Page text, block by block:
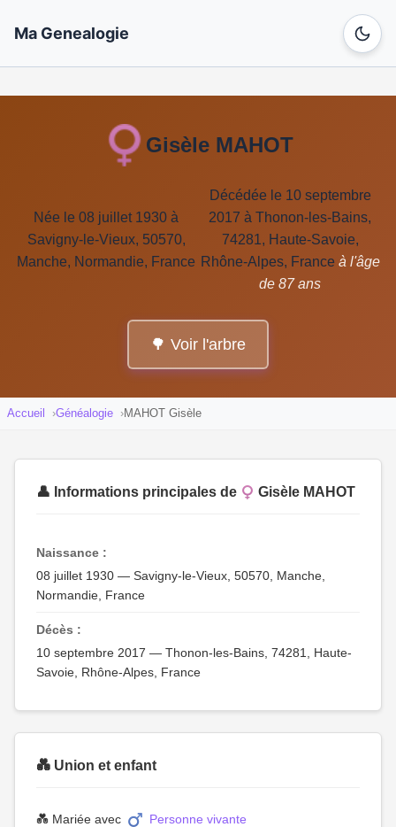
Ma Genealogie
Gisèle MAHOT
Née le 08 juillet 1930 à
Savigny-le-Vieux, 50570,
Manche, Normandie, France
Décédée le 10 septembre
2017 à Thonon-les-Bains,
74281, Haute-Savoie,
Rhône-Alpes, France à l'âge
de 87 ans
🌳 Voir l'arbre
Accueil Généalogie MAHOT Gisèle
👤 Informations principales de Gisèle MAHOT
Naissance :
08 juillet 1930 — Savigny-le-Vieux, 50570, Manche,
Normandie, France
Décès :
10 septembre 2017 — Thonon-les-Bains, 74281, Haute-
Savoie, Rhône-Alpes, France
💑 Union et enfant
💑 Mariée avec Personne vivante